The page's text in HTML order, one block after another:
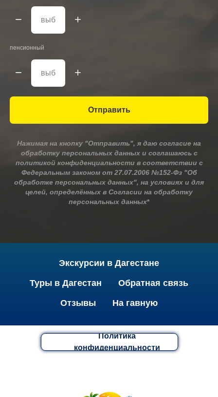
пенсионный
Отправить
Нажимая на кнопку "Отправить", я даю согласие на
обработку персональных данных и соглашаюсь c
политикой конфиденциальности в соответствии с
Федеральным законом от 27.07.2006 №152-Фз "Об
обработке персональных данных", на условиях и для
целей, определённых в Согласии на обработку
персональных данных*
Экскурсии в Дагестане
Туры в Дагестан Обратная связь
Отзывы На гавную
Политика
конфиденциальности